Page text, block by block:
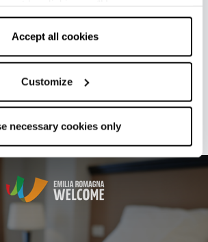
only the technical cookies for the
of the website will be used.
Accept all cookies
Customize
necessary cookies only
segnalazioni: